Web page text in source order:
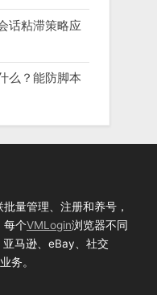
话粘滞策略应
么？能防脚本
批量管理、注册和养号，
每个VMLogin浏览器不同
马逊、eBay、社交
务。